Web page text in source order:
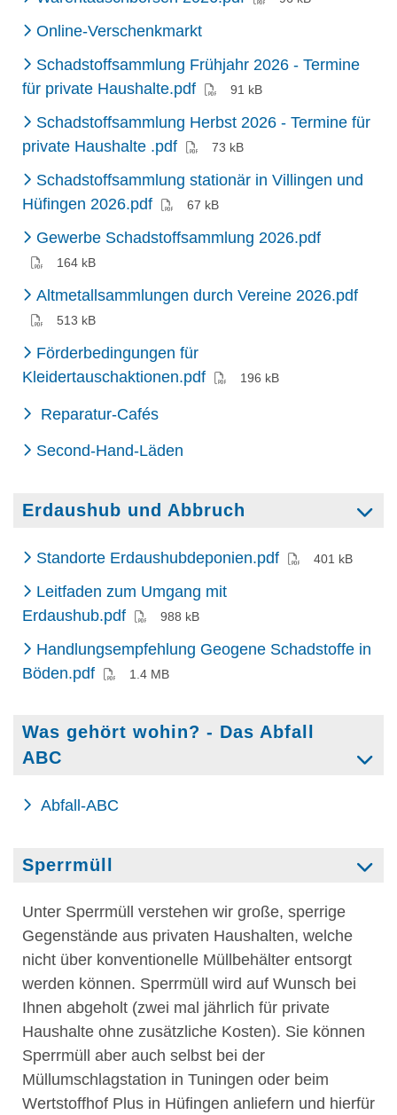
Online-Verschenkmarkt(Externer Link)
Schadstoffsammlung Frühjahr 2026 - Termine
für private Haushalte.pdf(PDF)91 kB
Schadstoffsammlung Herbst 2026 - Termine für
private Haushalte .pdf(PDF)73 kB
Schadstoffsammlung stationär in Villingen und
Hüfingen 2026.pdf(PDF)67 kB
Gewerbe Schadstoffsammlung 2026.pdf(PDF)
164 kB
Altmetallsammlungen durch Vereine 2026.pdf
513 kB
Förderbedingungen für
Kleidertauschaktionen.pdf(PDF)196 kB
Reparatur-Cafés
Second-Hand-Läden
Erdaushub und Abbruch
Standorte Erdaushubdeponien.pdf(PDF)401 kB
Leitfaden zum Umgang mit
Erdaushub.pdf
988 kB
Handlungsempfehlung Geogene Schadstoffe in
Böden.pdf(PDF)1.4 MB
Was gehört wohin? - Das Abfall
ABC
Abfall-ABC
Sperrmüll
Unter Sperrmüll verstehen wir große, sperrige
Gegenstände aus privaten Haushalten, welche
nicht über konventionelle Müllbehälter entsorgt
werden können. Sperrmüll wird auf Wunsch bei
Ihnen abgeholt (zwei mal jährlich für private
Haushalte ohne zusätzliche Kosten). Sie können
Sperrmüll aber auch selbst bei der
Müllumschlagstation in Tuningen oder beim
Wertstoffhof Plus in Hüfingen anliefern und hierfür